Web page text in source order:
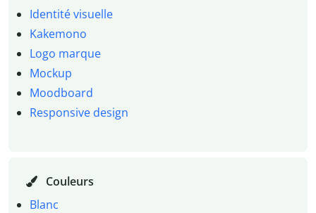
Identité visuelle
Kakemono
Logo marque
Mockup
Moodboard
Responsive design
Couleurs
Blanc